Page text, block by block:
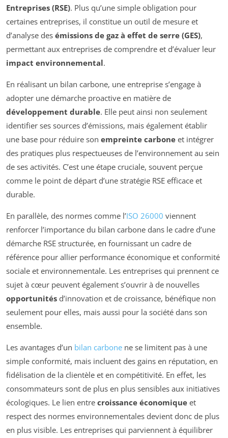
Entreprises (RSE). Plus qu’une simple obligation pour
certaines entreprises, il constitue un outil de mesure et
d’analyse des émissions de gaz à effet de serre (GES),
permettant aux entreprises de comprendre et d’évaluer leur
impact environnemental.
En réalisant un bilan carbone, une entreprise s’engage à
adopter une démarche proactive en matière de
développement durable. Elle peut ainsi non seulement
identifier ses sources d’émissions, mais également établir
une base pour réduire son empreinte carbone et intégrer
des pratiques plus respectueuses de l’environnement au sein
de ses activités. C’est une étape cruciale, souvent perçue
comme le point de départ d’une stratégie RSE efficace et
durable.
En parallèle, des normes comme l’ISO 26000 viennent
renforcer l’importance du bilan carbone dans le cadre d’une
démarche RSE structurée, en fournissant un cadre de
référence pour allier performance économique et conformité
sociale et environnementale. Les entreprises qui prennent ce
sujet à cœur peuvent également s’ouvrir à de nouvelles
opportunités d’innovation et de croissance, bénéfique non
seulement pour elles, mais aussi pour la société dans son
ensemble.
Les avantages d’un bilan carbone ne se limitent pas à une
simple conformité, mais incluent des gains en réputation, en
fidélisation de la clientèle et en compétitivité. En effet, les
consommateurs sont de plus en plus sensibles aux initiatives
écologiques. Le lien entre croissance économique et
respect des normes environnementales devient donc de plus
en plus visible. Les entreprises qui parviennent à équilibrer